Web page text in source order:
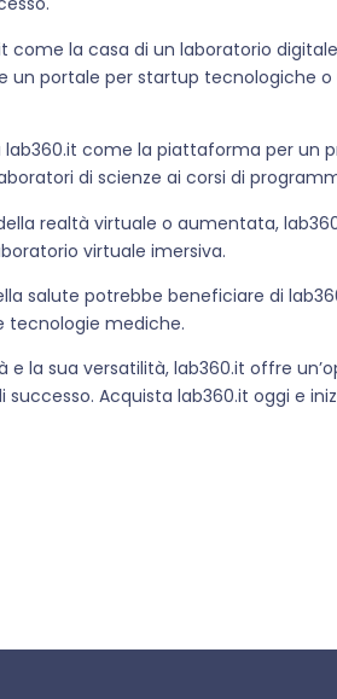
come la casa di un laboratorio
un portale per startup tecnologiche
lab360.it come la piattaforma per
di scienze ai corsi di
realtà virtuale o aumentata,
virtuale imersiva.
salute potrebbe beneficiare di
tecnologie mediche.
e la sua versatilità, lab360.it offre
Acquista lab360.it oggi e